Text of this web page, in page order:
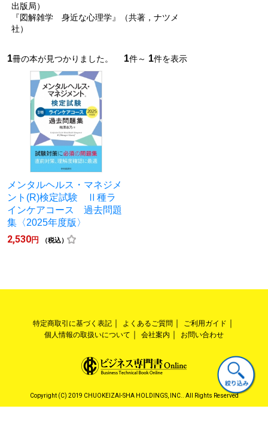
出版局）
『図解雑学 身近な心理学』（共著，ナツメ
社）
1冊の本が見つかりました。 1件～ 1件を表示
メンタルヘルス・マネジメ
ント(R)検定試験 Ⅱ種ラ
インケアコース 過去問題
集〈2025年度版〉
2,530円 （税込）
特定商取引に基づく表記 よくあるご質問
ご利用ガイド
個人情報の取扱いについて
会社案内 お問い合わせ
Copyright (C) 2019 CHUOKEIZAI-SHA HOLDINGS, INC.. All Rights Reserved